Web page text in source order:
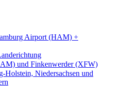
Airport (HAM) +
und Finkenwerder (XFW)
Niedersachsen und